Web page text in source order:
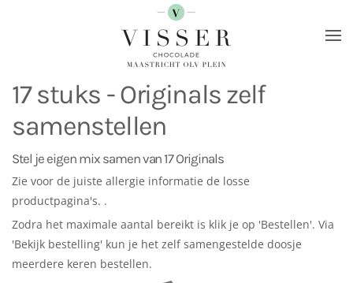
Terug naar hoofdinhoud
17 stuks - Originals zelf
samenstellen
Stel je eigen mix samen van 17 Originals
Zie voor de juiste allergie informatie de losse
productpagina's. .
Zodra het maximale aantal bereikt is klik je op 'Bestellen'. Via
'Bekijk bestelling' kun je het zelf samengestelde doosje
meerdere keren bestellen.